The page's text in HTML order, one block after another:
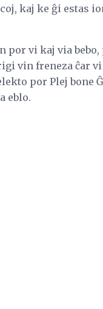
kaj ke ĝi estas
vi kaj via bebo,
vin freneza ĉar
por Plej bone
eblo.